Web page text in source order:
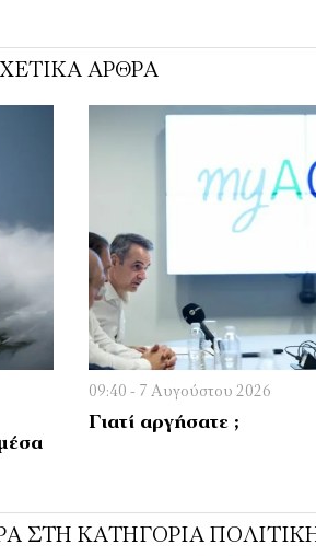
ΑΡΘΡΑ
09:40 - 7 Αυγούστου 2026
Γιατί αργήσατε ;
ΣΤΗ ΚΑΤΗΓΟΡΊΑ